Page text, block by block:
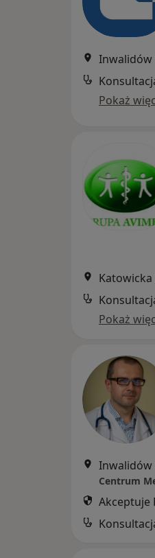
Inwalidów
Pokaż
Katowicka
Pokaż
Inwalidów
Centrum
Akceptuje